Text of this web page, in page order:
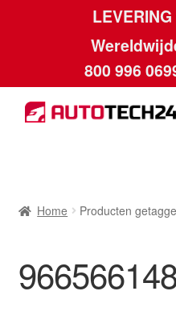
800 996
Ga
door
Ga
naar
Betalingen
Home Producten